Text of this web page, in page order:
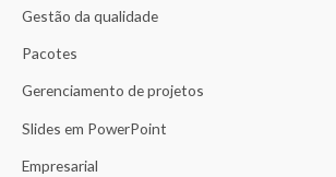
s
Gestão da qualidade
Pacotes
Gerenciamento de projetos
Slides em PowerPoint
Empresarial